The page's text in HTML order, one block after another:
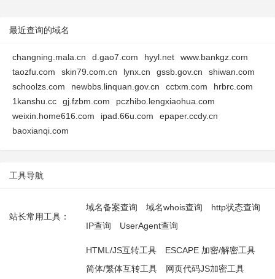
最近查询的域名
changning.mala.cn d.gao7.com hyyl.net
www.bankgz.com
taozfu.com
skin79.com.cn lynx.cn gssb.gov.cn
shiwan.com
schoolzs.com
newbbs.linquan.gov.cn cctxm.com
hrbrc.com
1kanshu.cc
gj.fzbm.com
pczhibo.lengxiaohua.com
weixin.home616.com
ipad.66u.com
epaper.ccdy.cn
baoxianqi.com
工具导航
站长常用工具：
域名备案查询 域名whois查询
http状态查询
IP查询
UserAgent查询
HTML/JS互转工具
ESCAPE 加密/解密工具
简体/繁体互转工具
网页代码JS加密工具